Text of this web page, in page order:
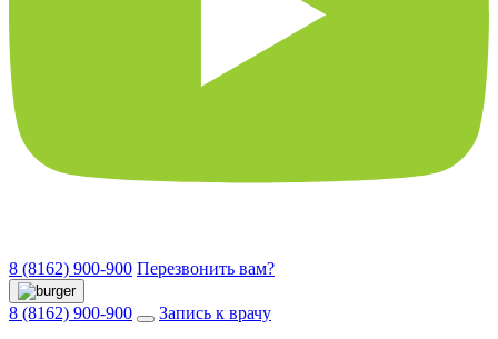
8 (8162) 900-900 Перезвонить вам?
8 (8162) 900-900
Запись к врачу